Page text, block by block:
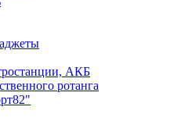
АКБ
ротанга